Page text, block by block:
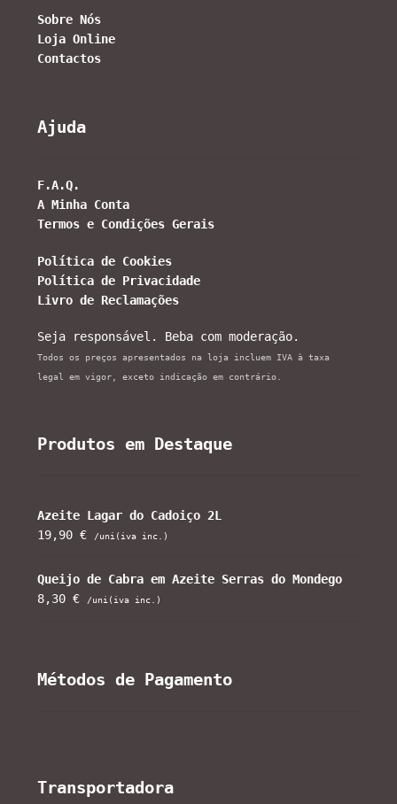
Sobre Nós
Loja Online
Contactos
Ajuda
F.A.Q.
A Minha Conta
Termos e Condições Gerais
Política de Cookies
Política de Privacidade
Livro de Reclamações
Seja responsável. Beba com moderação.
Todos os preços apresentados na loja incluem IVA à taxa
legal em vigor, exceto indicação em contrário.
Produtos em Destaque
Azeite Lagar do Cadoiço 2L
19,90€ /uni(iva inc.)
Queijo de Cabra em Azeite Serras do Mondego
8,30€ /uni(iva inc.)
Métodos de Pagamento
Transportadora